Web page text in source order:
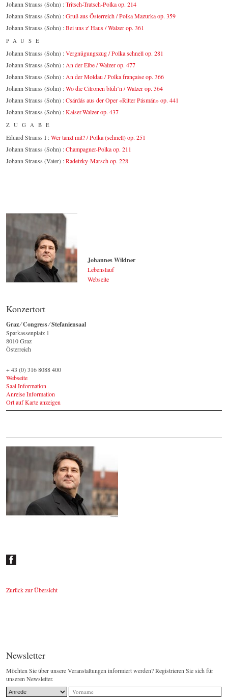
Johann Strauss (Sohn) :Tritsch-Tratsch-Polka op. 214
Johann Strauss (Sohn) :Gruß aus Österreich / Polka Mazurka op. 359
Johann Strauss (Sohn) :Bei uns z' Haus / Walzer op. 361
PAUSE
Johann Strauss (Sohn) :Vergnügungszug / Polka schnell op. 281
Johann Strauss (Sohn) : An der Elbe / Walzer op. 477
Johann Strauss (Sohn) : An der Moldau / Polka française op. 366
Johann Strauss (Sohn) :Wo die Citronen blüh´n / Walzer op. 364
Johann Strauss (Sohn) :Csárdás aus der Oper «Ritter Pásmán» op. 441
Johann Strauss (Sohn) :Kaiser-Walzer op. 437
ZUGABE
Eduard Strauss I :Wer tanzt mit? / Polka (schnell) op. 251
Johann Strauss (Sohn) :Champagner-Polka op. 211
Johann Strauss (Vater) :Radetzky-Marsch op. 228
Johannes Wildner
Lebenslauf
Webseite
Konzertort
Graz ⁄ Congress ⁄ Stefaniensaal
Sparkassenplatz 1 ‎
8010 Graz
Österreich
+ 43 (0) 316 8088 400
Webseite
Saal Information
Anreise Information
Ort auf Karte anzeigen
Zurück zur Übersicht
Newsletter
Möchten Sie über unsere Veranstaltungen informiert werden? Registrieren Sie sich für
unseren Newsletter.